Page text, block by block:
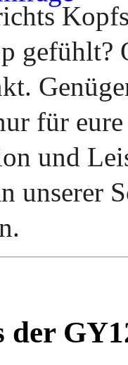
gefühlt?
für
und
unserer